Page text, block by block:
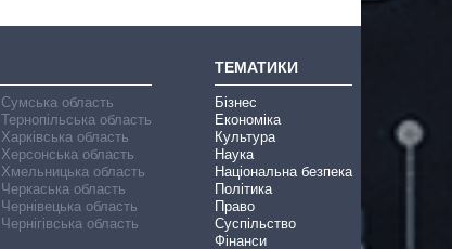
Сумська область
Тернопільська область
Харківська область
Херсонська область
Хмельницька область
Черкаська область
Чернівецька область
Чернігівська область
ТЕМАТИКИ
Бізнес
Економіка
Культура
Наука
Національна безпека
Політика
Право
Суспільство
Фінанси